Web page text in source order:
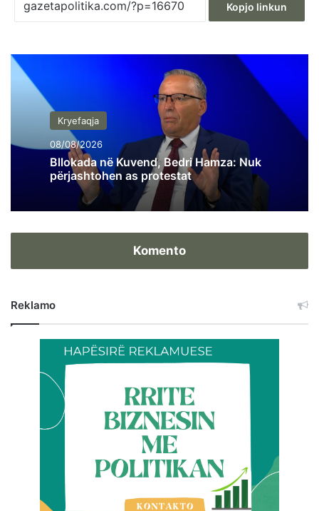
Kopjo linkun
Kryefaqja
08/08/2026
Bllokada në Kuvend, Bedri Hamza: Nuk
përjashtohen as protestat
Komento
Reklamo